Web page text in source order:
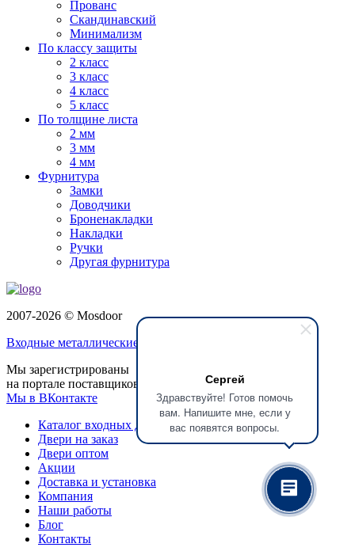
Сергей
Здравствуйте! Готов помочь
вам. Напишите мне, если у
вас появятся вопросы.
Прованс
Скандинавский
Минимализм
По классу защиты
2 класс
3 класс
4 класс
5 класс
По толщине листа
2 мм
3 мм
4 мм
Фурнитура
Замки
Доводчики
Броненакладки
Накладки
Ручки
Другая фурнитура
2007-2026 © Mosdoor
Входные металлические двери
Мы зарегистрированы
на портале поставщиков
Мы в ВКонтакте
Каталог входных дверей
Двери на заказ
Двери оптом
Акции
Доставка и установка
Компания
Наши работы
Блог
Контакты